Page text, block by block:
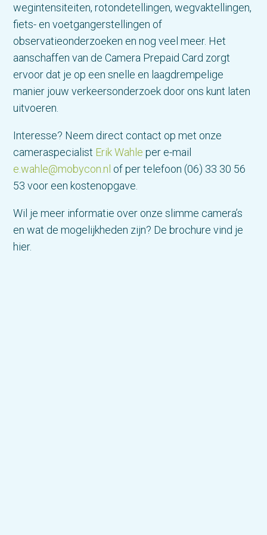
wegintensiteiten, rotondetellingen, wegvaktellingen,
fiets- en voetgangerstellingen of
observatieonderzoeken en nog veel meer. Het
aanschaffen van de Camera Prepaid Card zorgt
ervoor dat je op een snelle en laagdrempelige
manier jouw verkeersonderzoek door ons kunt laten
uitvoeren.
Interesse? Neem direct contact op met onze
cameraspecialist Erik Wahle per e-mail
e.wahle@mobycon.nl of per telefoon (06) 33 30 56
53 voor een kostenopgave.
Wil je meer informatie over onze slimme camera’s
en wat de mogelijkheden zijn? De brochure vind je
hier.